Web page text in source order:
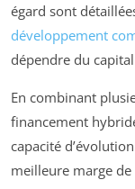
égard sont
développement
dépendre du
En combinant
financement
capacité
meilleure marge